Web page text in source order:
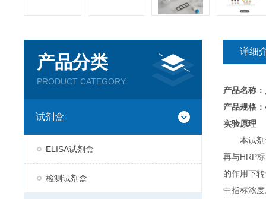
产品分类
PRODUCT CATEGORY
试剂盒
ELISA试剂盒
检测试剂盒
详细
产品名称：
产品规格
实验原理
本试
再与HRP
的作用下
中指标浓